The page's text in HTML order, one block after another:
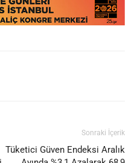
Sonraki İçerik
Tüketici Güven Endeksi Aralık